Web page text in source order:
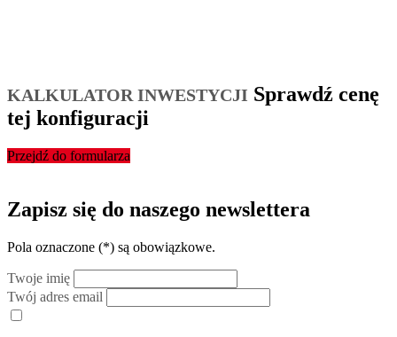
KALKULATOR INWESTYCJI Sprawdź cenę
tej konfiguracji
Przejdź do formularza
Zapisz się do naszego newslettera
Pola oznaczone (*) są obowiązkowe.
Twoje imię
Twój adres email